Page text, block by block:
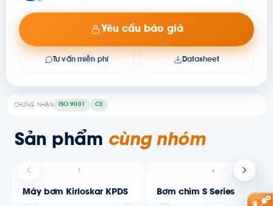
CHỨNG NHẬN ISO 9001 CE
Yêu cầu báo giá
Tư vấn miễn phí Datasheet
Sản phẩm cùng nhóm
Máy bơm Kirloskar KPDS Bơm chìm S Series